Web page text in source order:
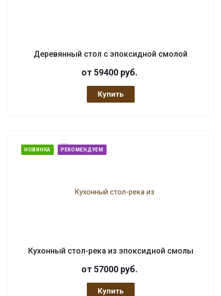
Деревянный стол с эпоксидной смолой
от 59400 руб.
Купить
НОВИНКА РЕКОМЕНДУЕМ
Кухонный стол-река из эпоксидной смолы
от 57000 руб.
Купить